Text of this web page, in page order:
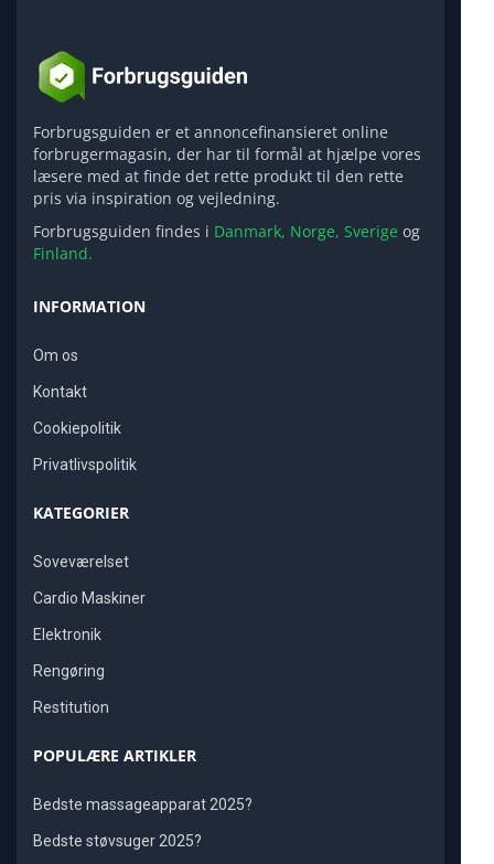
Forbrugsguiden er et annoncefinansieret online
forbrugermagasin, der har til formål at hjælpe vores
læsere med at finde det rette produkt til den rette
pris via inspiration og vejledning.
Forbrugsguiden findes i Danmark, Norge, Sverige og
Finland.
INFORMATION
Om os
Kontakt
Cookiepolitik
Privatlivspolitik
KATEGORIER
Soveværelset
Cardio Maskiner
Elektronik
Rengøring
Restitution
POPULÆRE ARTIKLER
Bedste massageapparat 2025?
Bedste støvsuger 2025?